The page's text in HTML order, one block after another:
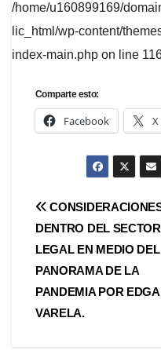
/home/u160899169/
lic_html/wp-content/
index-main.php on line
Comparte esto:
Facebook X
de
entradas
DENTRO DEL SECTOR
LEGAL EN MEDIO DEL
PANORAMA DE LA
PANDEMIA POR
VARELA.